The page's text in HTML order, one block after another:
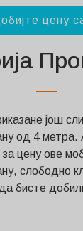
цену
још
од 4 метра.
цену ове
слободно
бисте